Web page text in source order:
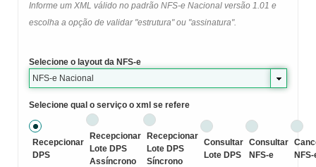
Informe um XML válido no padrão NFS-e Nacional versão 1.01 e
escolha a opção de validar "estrutura" ou "assinatura".
Selecione o layout da NFS-e
NFS-e Nacional
Selecione qual o serviço o xml se refere
Recepcionar
DPS
Recepcionar
Lote DPS
Assíncrono
Recepcionar
Lote DPS
Síncrono
Consultar
Lote DPS
Consultar
NFS-e
NFS-